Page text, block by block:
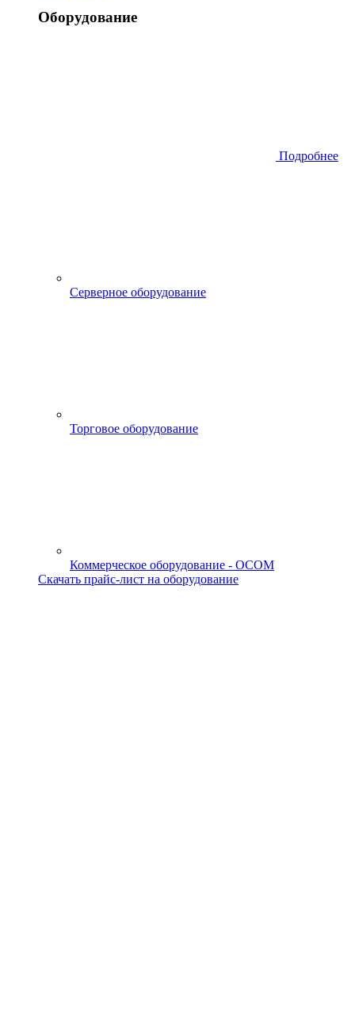
Оборудование
Подробнее
Серверное оборудование
Торговое оборудование
Коммерческое оборудование - OCOM
Скачать прайс-лист на оборудование